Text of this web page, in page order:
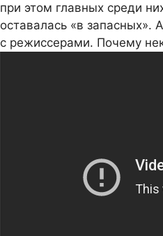
при этом главных среди
оставалась «в запасных».
с режиссерами. Почему